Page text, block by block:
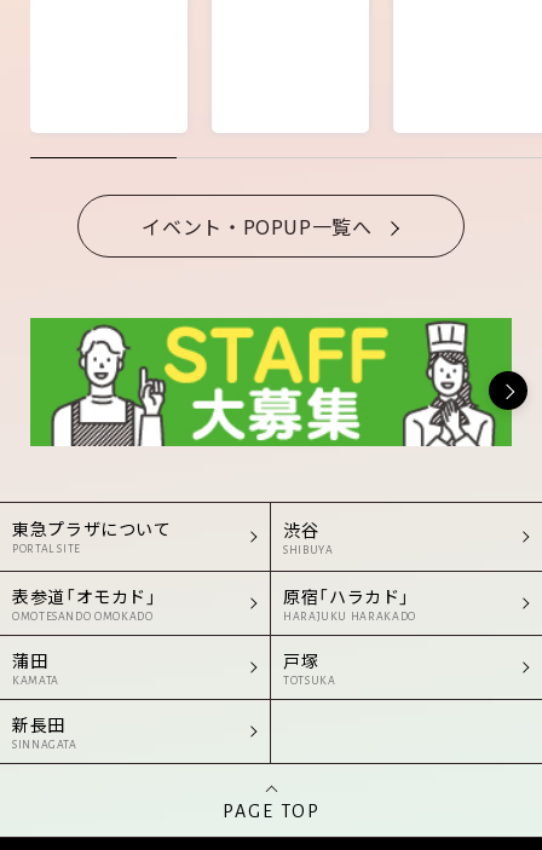
イベント・POPUP一覧へ
東急プラザについて
PORTAL SITE
渋谷
SHIBUYA
表参道「オモカド」
OMOTESANDO OMOKADO
原宿「ハラカド」
HARAJUKU HARAKADO
蒲田
KAMATA
戸塚
TOTSUKA
新長田
SINNAGATA
PAGE TOP